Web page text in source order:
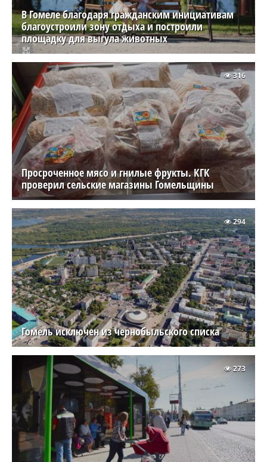
В Гомеле благодаря гражданским инициативам
благоустроили зону отдыха и построили
площадку для выгула животных
Просроченное мясо и гнилые фрукты. КГК
проверил сельские магазины Гомельщины
316
Гомель исключен из чернобыльского списка
294
273